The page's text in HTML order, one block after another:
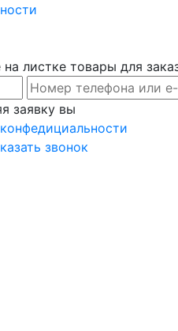
листке товары для
заявку вы
звонок